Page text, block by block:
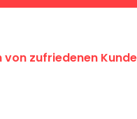
von zufriedenen